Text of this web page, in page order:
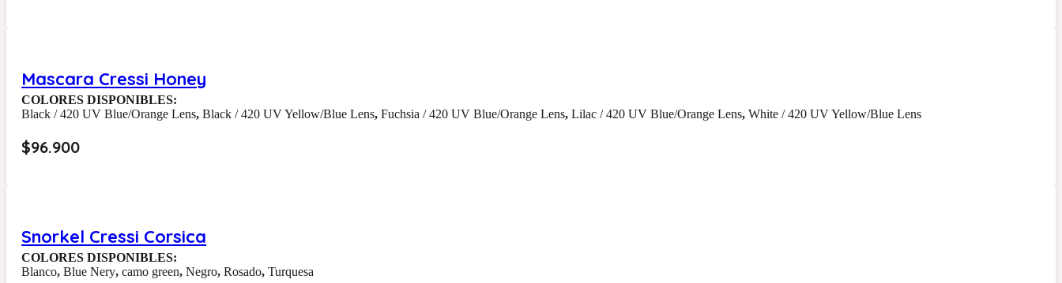
Mascara Cressi Honey
COLORES DISPONIBLES:
Black / 420 UV Blue/Orange Lens,Black / 420 UV Yellow/Blue Lens,Fuchsia / 420 UV Blue/Orange Lens,Lilac / 420 UV Blue/Orange Lens,White / 420 UV Yellow/Blue Lens
$96.900
Snorkel Cressi Corsica
COLORES DISPONIBLES:
Blanco,Blue Nery,camo green,Negro,Rosado,Turquesa